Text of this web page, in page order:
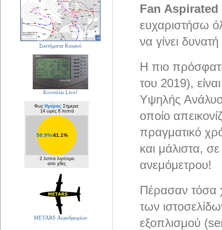
Συστήματα Καιρού
Κονσόλα Live!
Φως Ημέρας Σήμερα:
14 ώρες 8 λεπτά
58.9%/41.1%
2 λεπτά λιγότερο
από χθες
METARS Αεροδρομίων
Fan
ευχαριστήσω
να γίνει
Η πιο
του 2019),
Υψηλής
οποίο
πραγματικό
και μάλιστα, σε
ανεμόμετρου!
Πέρασαν τόσα
των
εξοπλισμού